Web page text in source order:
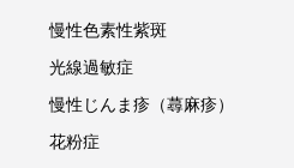
慢性色素性紫斑
光線過敏症
慢性じんま疹（蕁麻疹）
花粉症